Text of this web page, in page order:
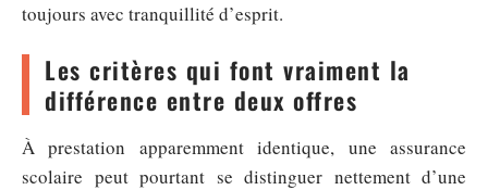
toujours avec tranquillité d’esprit.
Les critères qui font vraiment la
différence entre deux offres
À prestation apparemment identique, une assurance
scolaire peut pourtant se distinguer nettement d’une